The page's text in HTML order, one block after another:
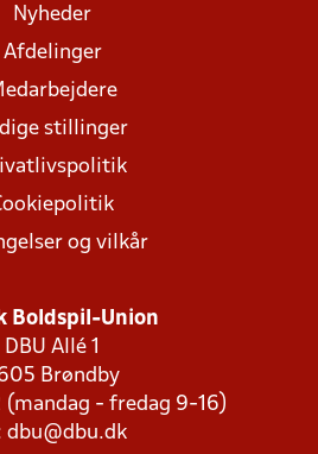
Nyheder
Afdelinger
stillinger
og vilkår
Boldspil-Union
DBU Allé 1
Brøndby
(mandag - fredag 9-16)
dbu@dbu.dk